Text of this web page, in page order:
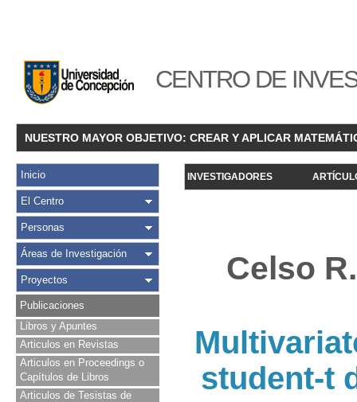
CENTRO DE
NUESTRO MAYOR OBJETIVO: CREAR Y APLICAR
Inicio
El Centro
Personas
Áreas de Investigación
Proyectos
Publicaciones
Libros y Apuntes
Articulos en Revistas
Articulos en Proceedings o
Capítulos de Libros
Articulos de Tesistas de
INVESTIGADORES
Celso
student-t